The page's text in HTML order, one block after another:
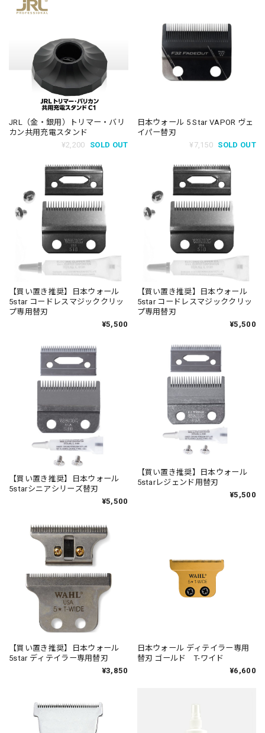
JRL（金・銀用）トリマー・バリ
カン共用充電スタンド
¥2,200
SOLD OUT
日本ウォール 5 Star VAPOR ヴェ
イパー替刃
¥7,150 SOLD OUT
【買い置き推奨】日本ウォール
5star コードレスマジッククリッ
プ専用替刃
¥5,500
【買い置き推奨】日本ウォール
5star コードレスマジッククリッ
プ専用替刃
¥5,500
【買い置き推奨】日本ウォール
5starシニアシリーズ替刃
¥5,500
【買い置き推奨】日本ウォール
5starレジェンド用替刃
¥5,500
【買い置き推奨】日本ウォール
5star ディテイラー専用替刃
¥3,850
日本ウォール ディテイラー専用
替刃 ゴールド T-ワイド
¥6,600